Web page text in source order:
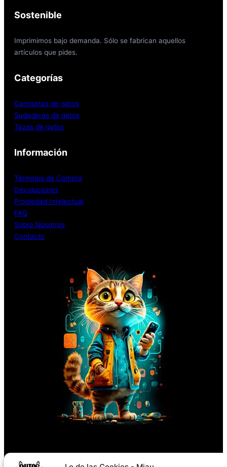
Sostenible
Imprimimos bajo demanda. Sólo se fabrican aquellos
artículos que pides.
Categorías
Camisetas de gatos
Sudaderas de gatos
Tazas de gatos
Información
Términos de Compra
Devoluciones
Propiedad Intelectual
FAQ
Sobre Nosotros
Contacto